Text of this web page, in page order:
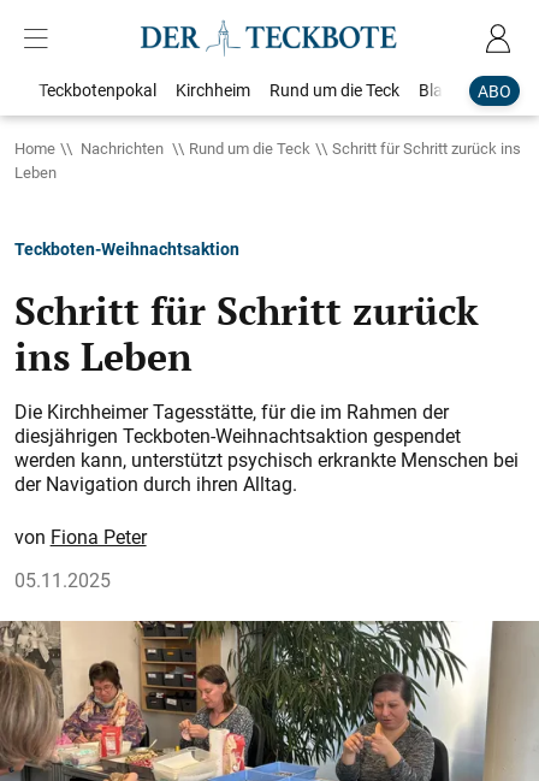
ABO
Teckbotenpokal Kirchheim Rund um die Teck Blaulicht
Home Nachrichten Rund um die Teck
Schritt für Schritt zurück ins
Leben
Teckboten-Weihnachtsaktion
Schritt für Schritt zurück
ins Leben
Die Kirchheimer Tagesstätte, für die im Rahmen der
diesjährigen Teckboten-Weihnachtsaktion gespendet
werden kann, unterstützt psychisch erkrankte Menschen bei
der Navigation durch ihren Alltag.
Fiona Peter
05.11.2025